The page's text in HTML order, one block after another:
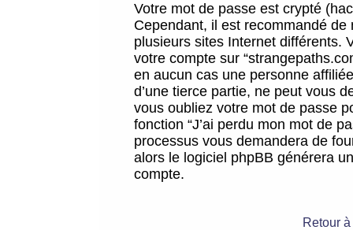
Votre mot de passe est crypté
Cependant, il est recommandé
plusieurs sites Internet différents.
votre compte sur
en aucun cas une personne
d’une tierce partie, ne peut vous
vous oubliez votre mot de passe
fonction “J’ai perdu mon mot de
processus vous demandera de
alors le logiciel phpBB générera
compte.
Retour